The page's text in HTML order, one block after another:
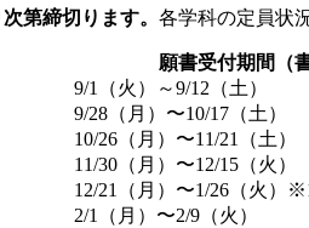
第締切ります。 各学科の定員状
願書受付期間（
9/1（火）～9/12（土）
9/28（月）〜10/17（土）
10/26（月）〜11/21（土）
11/30（月）〜12/15（火）
12/21（月）〜1/26（火）
2/1（月）〜2/9（火）